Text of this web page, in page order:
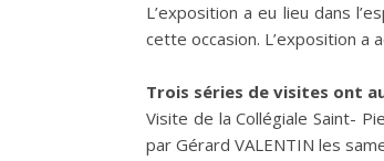
L’exposition a eu lieu dans
cette occasion. L’exposition a
Trois séries de visites ont
Visite de la Collégiale Saint-
par Gérard VALENTIN les